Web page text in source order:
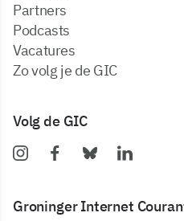
partners
podcasts
vacatures
zo volg je de GIC
Volg de GIC
Groninger Internet